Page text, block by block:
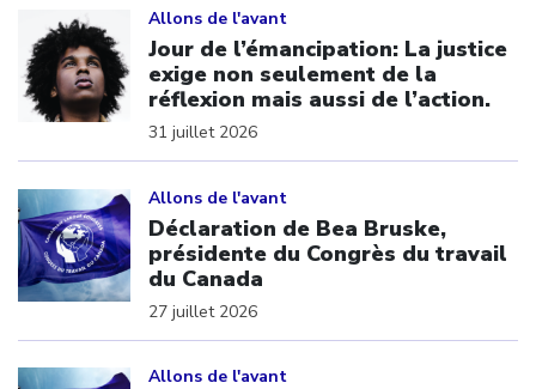
Allons de l'avant
Jour de l’émancipation: La justice
exige non seulement de la
réflexion mais aussi de l’action.
31 juillet 2026
Allons de l'avant
Déclaration de Bea Bruske,
présidente du Congrès du travail
du Canada
27 juillet 2026
Allons de l'avant